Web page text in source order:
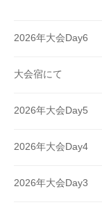
2026年大会Day6
大会宿にて
2026年大会Day5
2026年大会Day4
2026年大会Day3